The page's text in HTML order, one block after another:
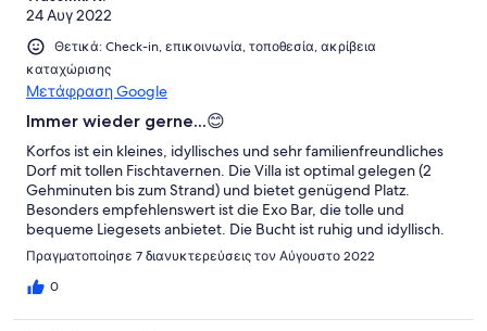
empfehlen!
24 Αυγ 2022
Θετικά: Check-in, επικοινωνία, τοποθεσία, ακρίβεια
καταχώρισης
Μετάφραση Google
Immer wieder gerne...😊
Korfos ist ein kleines, idyllisches und sehr familienfreundliches
Dorf mit tollen Fischtavernen. Die Villa ist optimal gelegen (2
Gehminuten bis zum Strand) und bietet genügend Platz.
Besonders empfehlenswert ist die Exo Bar, die tolle und
bequeme Liegesets anbietet. Die Bucht ist ruhig und idyllisch.
Gianni, seine Frau und das Exo-Team waren immer zur Stelle.
Vielen Dank für die wundervlschöne Zeit und wir kommen
definitiv gerne wieder.😊👍🏻🤗
Πραγματοποίησε 7 διανυκτερεύσεις τον Αύγουστο 2022
0